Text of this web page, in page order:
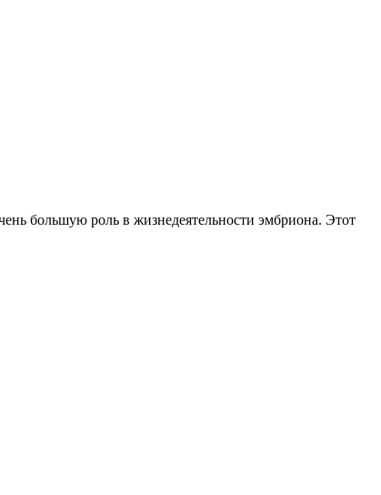
большую роль в жизнедеятельности эмбриона. Этот